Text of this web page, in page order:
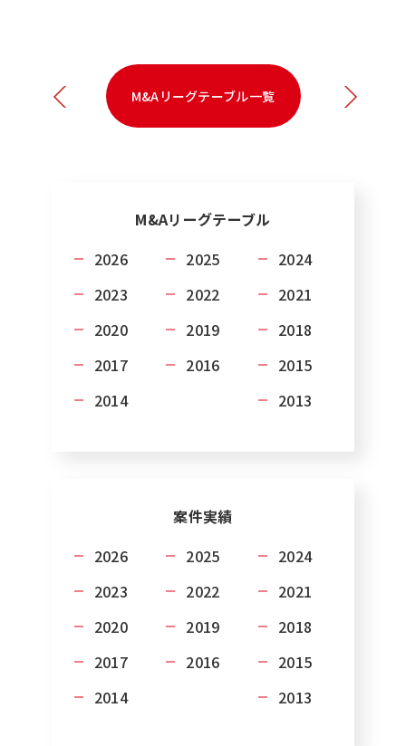
M&Aリーグテーブル一覧
M&Aリーグテーブル
2026
2025
2024
2023
2022
2021
2020
2019
2018
2017
2016
2015
2014
2013
案件実績
2026
2025
2024
2023
2022
2021
2020
2019
2018
2017
2016
2015
2014
2013